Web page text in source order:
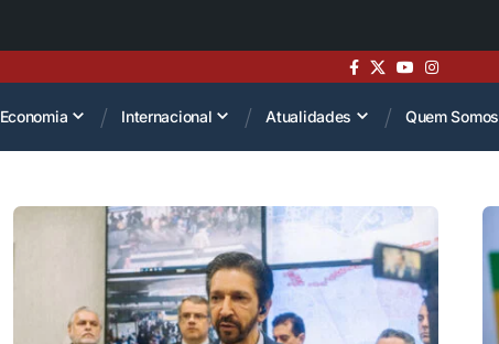
Economia Internacional Atualidades Quem Somos